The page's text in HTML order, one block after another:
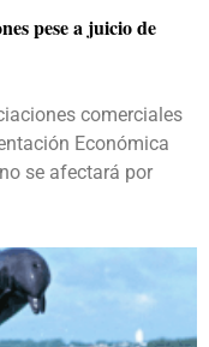
pese a juicio de
comerciales
Económica
se afectará por